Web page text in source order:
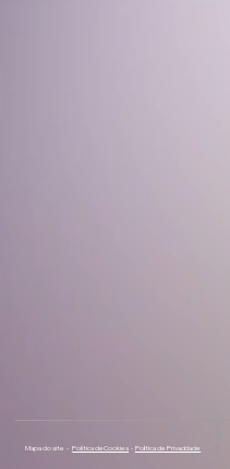
Mapa do site -Política de Cookies- Política de Privacidade